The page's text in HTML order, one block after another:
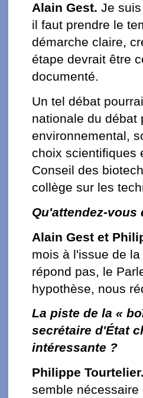
Alain Gest. Je
il faut prendre le
démarche claire,
étape devrait être
documenté.
Un tel débat
nationale du débat
environnemental,
choix scientifiques
Conseil des
collège sur les
Qu'attendez-vous
Alain Gest et
mois à l'issue de
répond pas, le
hypothèse, nous
La piste de la «
secrétaire d'État
intéressante ?
Philippe
semble